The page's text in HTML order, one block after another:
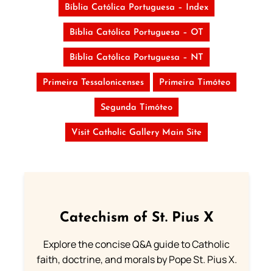
Bíblia Católica Portuguesa – Index
Bíblia Católica Portuguesa – OT
Bíblia Católica Portuguesa – NT
Primeira Tessalonicenses Primeira Timóteo
Segunda Timóteo
Visit Catholic Gallery Main Site
Catechism of St. Pius X
Explore the concise Q&A guide to Catholic
faith, doctrine, and morals by Pope St. Pius X.